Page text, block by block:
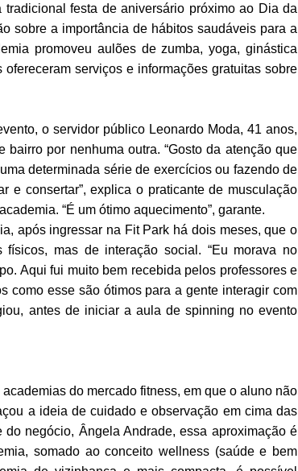
festa de aniversário próximo ao Dia da
sobre a importância de hábitos saudáveis para a
promoveu aulões de zumba, yoga, ginástica
serviços e informações gratuitas sobre
o servidor público Leonardo Moda, 41 anos,
por nenhuma outra. “Gosto da atenção que
determinada série de exercícios ou fazendo de
e consertar”, explica o praticante de musculação
“É um ótimo aquecimento”, garante.
após ingressar na Fit Park há dois meses, que o
mas de interação social. “Eu morava no
Aqui fui muito bem recebida pelos professores e
como esse são ótimos para a gente interagir com
antes de iniciar a aula de spinning no evento
do mercado fitness, em que o aluno não
a ideia de cuidado e observação em cima das
negócio, Ângela Andrade, essa aproximação é
somado ao conceito wellness (saúde e bem